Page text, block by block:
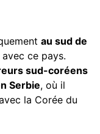
au sud de
ce pays.
sud-coréens
Serbie, où il
la Corée du